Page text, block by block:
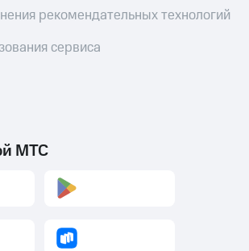
рекомендательных технологий
сервиса
МТС